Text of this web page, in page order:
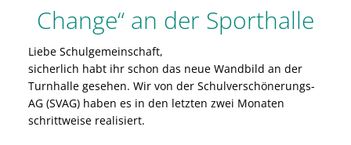
Change“ an der Sporthalle
Liebe Schulgemeinschaft,
sicherlich habt ihr schon das neue Wandbild an der
Turnhalle gesehen. Wir von der Schulverschönerungs-
AG (SVAG) haben es in den letzten zwei Monaten
schrittweise realisiert.